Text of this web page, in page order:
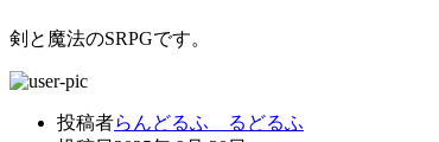
剣と魔法のSRPGです。
投稿者らんどるふ るどるふ